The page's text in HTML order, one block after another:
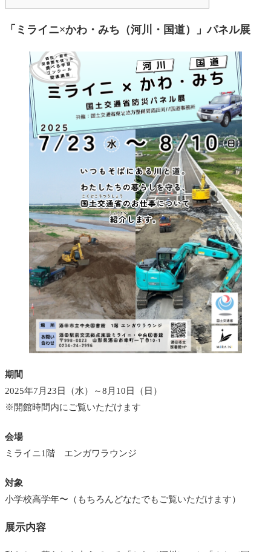
「ミライニ×かわ・みち（河川・国道）」パネル展
期間
2025年7月23日（水）～8月10日（日）
※開館時間内にご覧いただけます
会場
ミライニ1階 エンガワラウンジ
対象
小学校高学年〜（もちろんどなたでもご覧いただけます）
展示内容